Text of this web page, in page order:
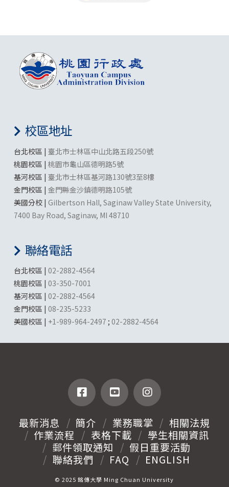
校區地址
台北校區 | 臺北市士林區中山北路五段250號
桃園校區 | 桃園市龜山區德明路5號
基河校區 | 臺北市士林區基河路130號3至8樓
金門校區 | 金門縣金沙鎮德明路105號
美國分校 | Gilbertson Hall, Saginaw Valley State University,
7400 Bay Road, Saginaw, MI 48710
聯絡電話
台北校區 | 02-2882-4564
桃園校區 | 03-350-7001
基河校區 | 02-2882-4564
金門校區 | 08-235-5233
美國校區 | +1-989-964-2497 ; 02-2882-4564
最新消息 簡介 業務職掌
相關法規
作業流程
表格下載
學生相關資訊
郵件領取通知
假日重要活動
聯絡我們
FAQ ENGLISH
© 2025 銘傳大學 Ming Chuan University